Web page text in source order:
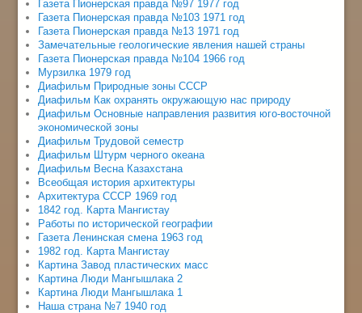
Газета Пионерская правда №97 1977 год
Газета Пионерская правда №103 1971 год
Газета Пионерская правда №13 1971 год
Замечательные геологические явления нашей страны
Газета Пионерская правда №104 1966 год
Мурзилка 1979 год
Диафильм Природные зоны СССР
Диафильм Как охранять окружающую нас природу
Диафильм Основные направления развития юго-восточной
экономической зоны
Диафильм Трудовой семестр
Диафильм Штурм черного океана
Диафильм Весна Казахстана
Всеобщая история архитектуры
Архитектура СССР 1969 год
1842 год. Карта Мангистау
Работы по исторической географии
Газета Ленинская смена 1963 год
1982 год. Карта Мангистау
Картина Завод пластических масс
Картина Люди Мангышлака 2
Картина Люди Мангышлака 1
Наша страна №7 1940 год